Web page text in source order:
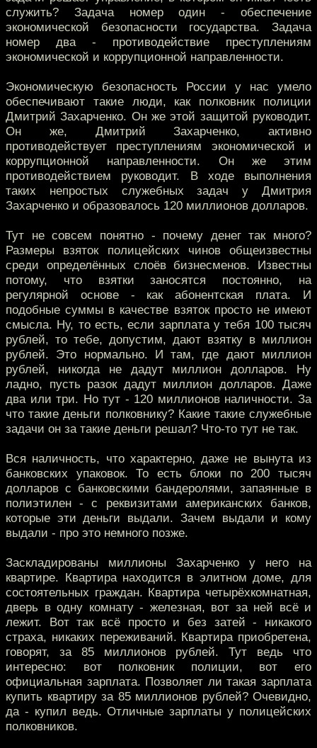
служить? Задача номер один - обеспечение
экономической безопасности государства. Задача
номер два - противодействие преступлениям
экономической и коррупционной направленности.
Экономическую безопасность России у нас умело
обеспечивают такие люди, как полковник полиции
Дмитрий Захарченко. Он же этой защитой руководит.
Он же, Дмитрий Захарченко, активно
противодействует преступлениям экономической и
коррупционной направленности. Он же этим
противодействием руководит. В ходе выполнения
таких непростых служебных задач у Дмитрия
Захарченко и образовалось 120 миллионов долларов.
Тут не совсем понятно - почему денег так много?
Размеры взяток полицейских чинов общеизвестны
среди определённых слоёв бизнесменов. Известны
потому, что взятки заносятся постоянно, на
регулярной основе - как абонентская плата. И
подобные суммы в качестве взяток просто не имеют
смысла. Ну, то есть, если зарплата у тебя 100 тысяч
рублей, то тебе, допустим, дают взятку в миллион
рублей. Это нормально. И там, где дают миллион
рублей, никогда не дадут миллион долларов. Ну
ладно, пусть разок дадут миллион долларов. Даже
два или три. Но тут - 120 миллионов наличности. За
что такие деньги полковнику? Какие такие служебные
задачи он за такие деньги решал? Что-то тут не так.
Вся наличность, что характерно, даже не вынута из
банковских упаковок. То есть блоки по 200 тысяч
долларов с банковскими бандеролями, запаянные в
полиэтилен - с реквизитами американских банков,
которые эти деньги выдали. Зачем выдали и кому
выдали - про это немного позже.
Заскладированы миллионы Захарченко у него на
квартире. Квартира находится в элитном доме, для
состоятельных граждан. Квартира четырёхкомнатная,
дверь в одну комнату - железная, вот за ней всё и
лежит. Вот так всё просто и без затей - никакого
страха, никаких переживаний. Квартира приобретена,
говорят, за 85 миллионов рублей. Тут ведь что
интересно: вот полковник полиции, вот его
официальная зарплата. Позволяет ли такая зарплата
купить квартиру за 85 миллионов рублей? Очевидно,
да - купил ведь. Отличные зарплаты у полицейских
полковников.